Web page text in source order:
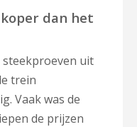
dan het
steekproeven uit
trein
Vaak was de
de prijzen